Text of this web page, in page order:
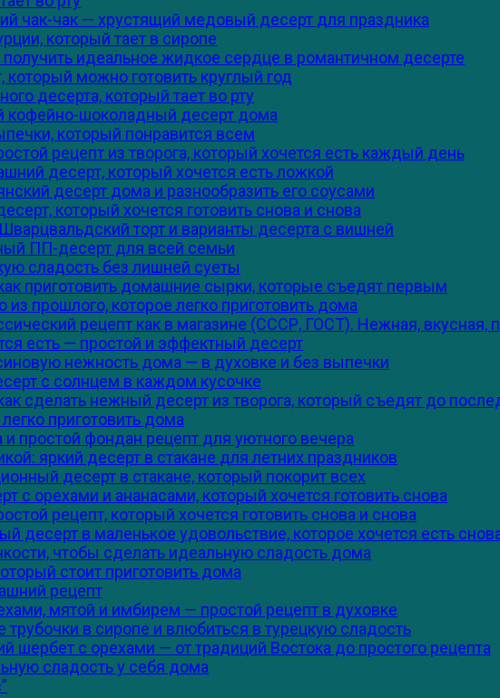
чак-чак — хрустящий медовый десерт для праздника
который тает в сиропе
идеальное жидкое сердце в романтичном десерте
можно готовить круглый год
десерта, который тает во рту
кофейно-шоколадный десерт дома
который понравится всем
рецепт из творога, который хочется есть каждый день
десерт, который хочется есть ложкой
десерт дома и разнообразить его соусами
который хочется готовить снова и снова
торт и варианты десерта с вишней
ПП-десерт для всей семьи
сладость без лишней суеты
приготовить домашние сырки, которые съедят первым
прошлого, которое легко приготовить дома
рецепт как в магазине (СССР, ГОСТ). Нежная, вкусная,
есть — простой и эффектный десерт
нежность дома — в духовке и без выпечки
с солнцем в каждом кусочке
сделать нежный десерт из творога, который съедят до
приготовить дома
простой фондан рецепт для уютного вечера
яркий десерт в стакане для летних праздников
десерт в стакане, который покорит всех
с орехами и ананасами, который хочется готовить снова
рецепт, который хочется готовить снова и снова
десерт в маленькое удовольствие, которое хочется есть
чтобы сделать идеальную сладость дома
стоит приготовить дома
рецепт
мятой и имбирем — простой рецепт в духовке
в сиропе и влюбиться в турецкую сладость
шербет с орехами — от традиций Востока до простого рецепта
сладость у себя дома